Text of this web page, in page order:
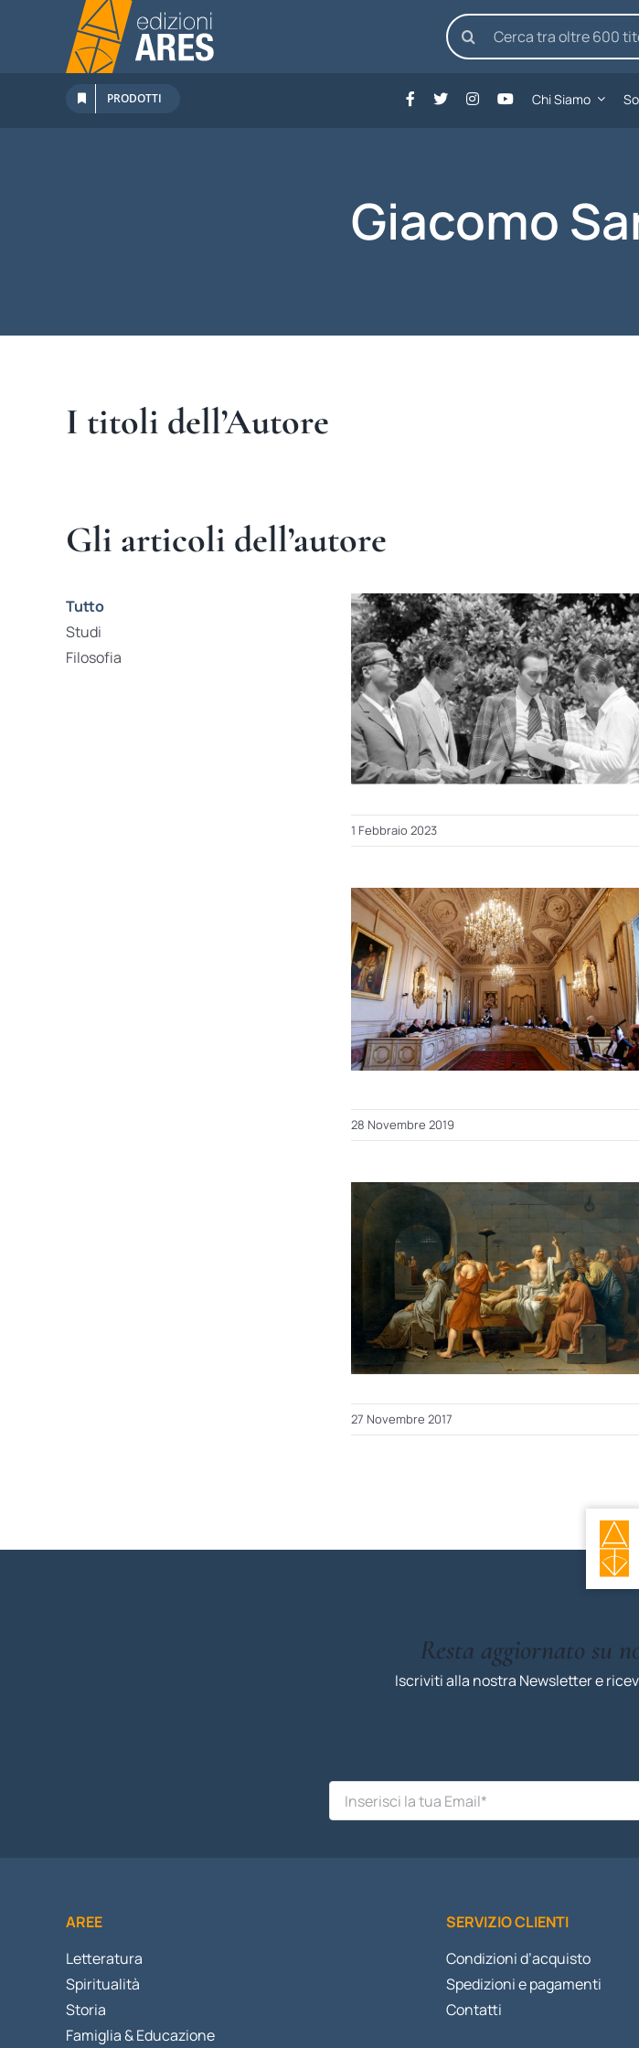
contenuto
Cerca
per:
PRODOTTI Chi Siamo
Giacomo
I titoli dell’Autore
Gli articoli dell’autore
Tutto
Studi
Filosofia
1 Febbraio 2023
28 Novembre 2019
27 Novembre 2017
Resta aggiornato su
Iscriviti alla nostra Newsletter e
AREE
Letteratura
Spiritualità
Storia
Famiglia & Educazione
SERVIZIO CLIENTI
Condizioni d’acquisto
Spedizioni e pagamenti
Contatti